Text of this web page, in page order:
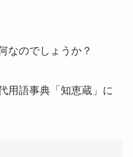
なのでしょうか？
用語事典「知恵蔵」に